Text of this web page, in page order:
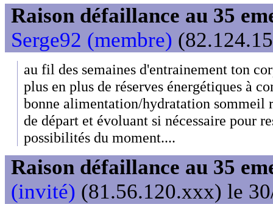
Raison défaillance au 35
Serge92 (membre)
au fil des semaines d'entrainement ton
plus en plus de réserves énergétiques à
bonne alimentation/hydratation sommeil
de départ et évoluant si nécessaire pour
possibilités du moment....
Raison défaillance au 35
(invité) (81.56.120.xxx) le